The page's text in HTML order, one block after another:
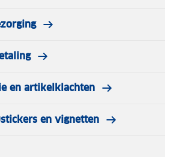
en artikelklachten
en vignetten